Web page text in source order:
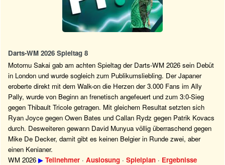
Darts-WM 2026 Spieltag 8
Motomu Sakai gab am achten Spieltag der Darts-WM 2026 sein Debüt
in London und wurde sogleich zum Publikumsliebling. Der Japaner
eroberte direkt mit dem Walk-on die Herzen der 3.000 Fans im Ally
Pally, wurde von Beginn an frenetisch angefeuert und zum 3:0-Sieg
gegen Thibault Tricole getragen. Mit gleichem Resultat setzten sich
Ryan Joyce gegen Owen Bates und Callan Rydz gegen Patrik Kovacs
durch. Desweiteren gewann David Munyua völlig überraschend gegen
Mike De Decker, damit gibt es keinen Belgier in Runde zwei, aber
einen Kenianer.
WM 2026 ▶ Teilnehmer · Auslosung · Spielplan · Ergebnisse